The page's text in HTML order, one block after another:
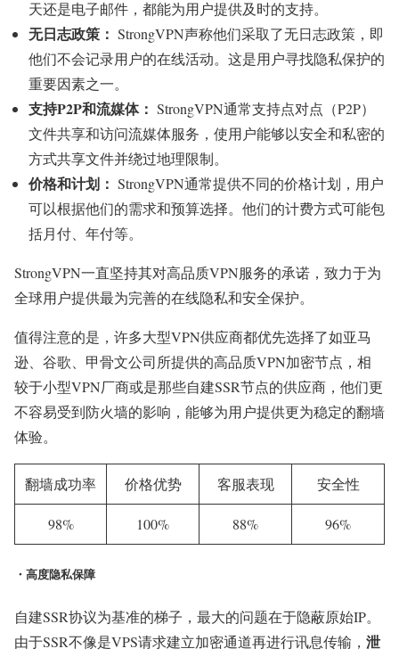
天还是电子邮件，都能为用户提供及时的支持。
无日志政策： StrongVPN声称他们采取了无日志政策，即
他们不会记录用户的在线活动。这是用户寻找隐私保护的
重要因素之一。
支持P2P和流媒体： StrongVPN通常支持点对点（P2P）
文件共享和访问流媒体服务，使用户能够以安全和私密的
方式共享文件并绕过地理限制。
价格和计划： StrongVPN通常提供不同的价格计划，用户
可以根据他们的需求和预算选择。他们的计费方式可能包
括月付、年付等。
StrongVPN一直坚持其对高品质VPN服务的承诺，致力于为
全球用户提供最为完善的在线隐私和安全保护。
值得注意的是，许多大型VPN供应商都优先选择了如亚马
逊、谷歌、甲骨文公司所提供的高品质VPN加密节点，相
较于小型VPN厂商或是那些自建SSR节点的供应商，他们更
不容易受到防火墙的影响，能够为用户提供更为稳定的翻墙
体验。
翻墙成功率 价格优势 客服表现 安全性
98% 100% 88% 96%
・高度隐私保障
自建SSR协议为基准的梯子，最大的问题在于隐蔽原始IP。
由于SSR不像是VPS请求建立加密通道再进行讯息传输， 泄